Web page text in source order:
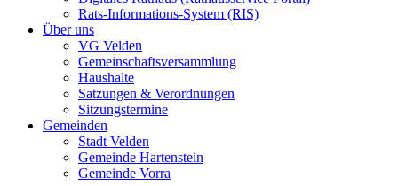
Rats-Informations-System (RIS)
Über uns
VG Velden
Gemeinschaftsversammlung
Haushalte
Satzungen & Verordnungen
Sitzungstermine
Gemeinden
Stadt Velden
Gemeinde Hartenstein
Gemeinde Vorra